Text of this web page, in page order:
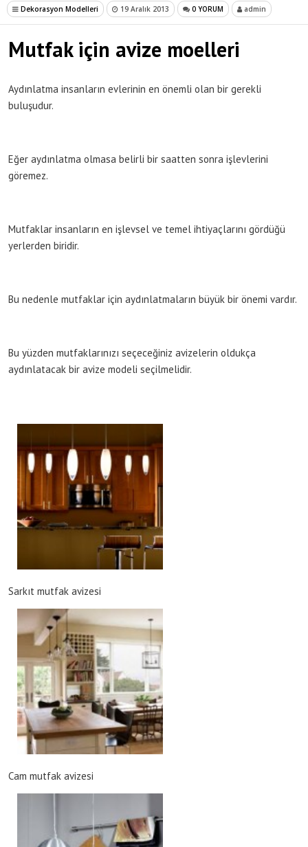
Dekorasyon Modelleri 19 Aralık 2013 0 YORUM admin
Mutfak için avize moelleri
Aydınlatma insanların evlerinin en önemli olan bir gerekli
buluşudur.
Eğer aydınlatma olmasa belirli bir saatten sonra işlevlerini
göremez.
Mutfaklar insanların en işlevsel ve temel ihtiyaçlarını gördüğü
yerlerden biridir.
Bu nedenle mutfaklar için aydınlatmaların büyük bir önemi vardır.
Bu yüzden mutfaklarınızı seçeceğiniz avizelerin oldukça
aydınlatacak bir avize modeli seçilmelidir.
Sarkıt mutfak avizesi
Cam mutfak avizesi